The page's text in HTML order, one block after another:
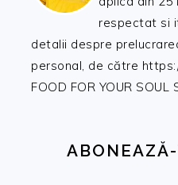
respectat si
detalii despre
personal, de către
FOOD FOR YOUR SOUL